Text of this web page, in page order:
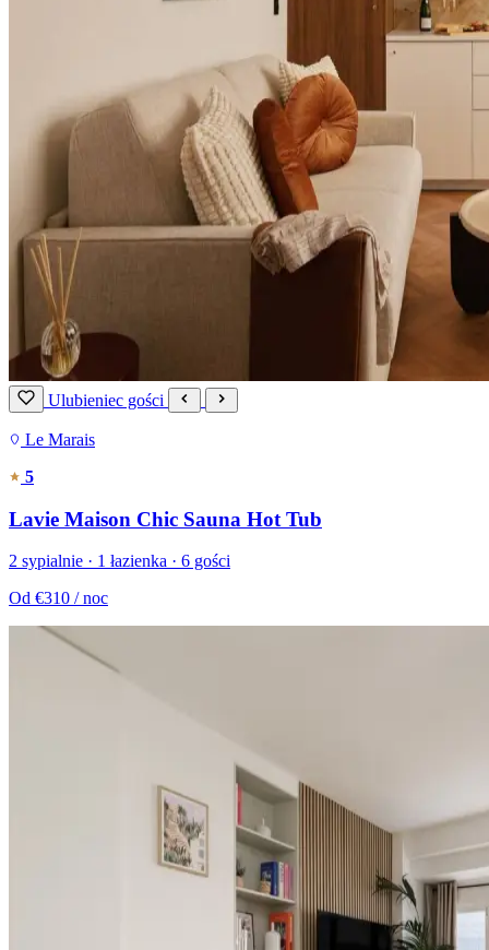
Ulubieniec gości
Le Marais
5
Lavie Maison Chic Sauna Hot Tub
2 sypialnie · 1 łazienka · 6 gości
Od €310 / noc